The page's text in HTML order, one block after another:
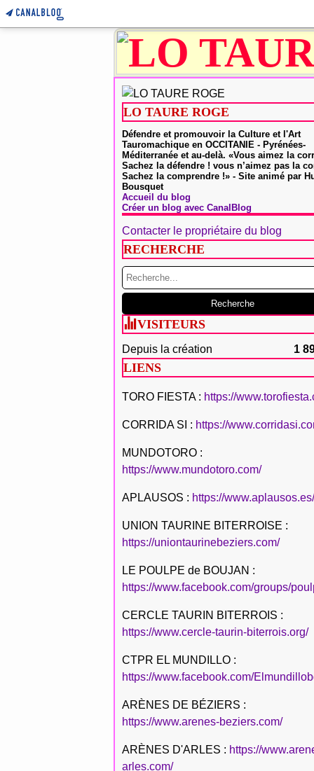
LO TAURE ROGE
Défendre et promouvoir la Culture et l'Art
Tauromachique en OCCITANIE - Pyrénées-
Méditerranée et au-delà. «Vous aimez la
Sachez la défendre ! vous n’aimez pas la
Sachez la comprendre !» - Site animé par
Bousquet
Accueil du blog
Créer un blog avec CanalBlog
Contacter le propriétaire du blog
RECHERCHE
VISITEURS
Depuis la création 1
LIENS
TORO FIESTA : https://
CORRIDA SI : https://
MUNDOTORO :
https://www.mundotoro.com/
APLAUSOS : https://www.aplausos.es/
UNION TAURINE BITERROISE :
https://uniontaurinebeziers.com/
LE POULPE de BOUJAN :
https://www.facebook.com/groups/
CERCLE TAURIN BITERROIS :
https://www.cercle-taurin-biterrois.org/
CTPR EL MUNDILLO :
https://www.facebook.com/
ARÈNES DE BÉZIERS :
https://www.arenes-beziers.com/
ARÈNES D'ARLES : https://
arles.com/